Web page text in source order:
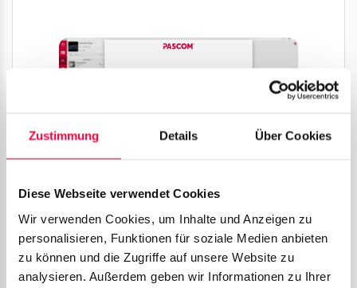
Zustimmung Details Über Cookies
Diese Webseite verwendet Cookies
Wir verwenden Cookies, um Inhalte und Anzeigen zu
personalisieren, Funktionen für soziale Medien anbieten
zu können und die Zugriffe auf unsere Website zu
analysieren. Außerdem geben wir Informationen zu Ihrer
Geben Sie einfach einen Namen oder eine Nummer
in das Suchfeld ein, um eine Kommunikation zu
starten. Über die Symbole in der Menüleiste können